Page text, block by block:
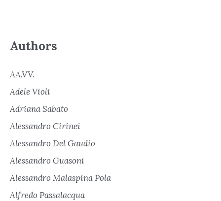
Authors
AA.VV.
Adele Violi
Adriana Sabato
Alessandro Cirinei
Alessandro Del Gaudio
Alessandro Guasoni
Alessandro Malaspina Pola
Alfredo Passalacqua